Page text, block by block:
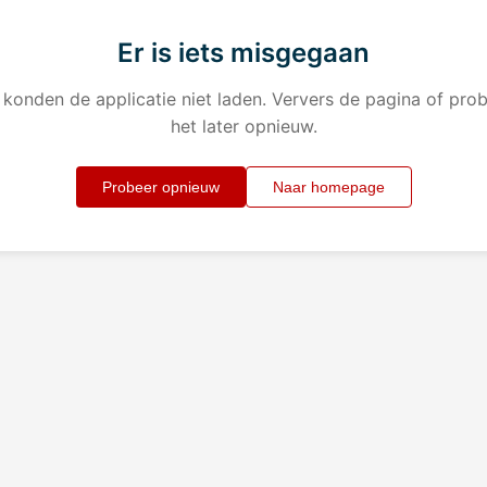
Er is iets misgegaan
konden de applicatie niet laden. Ververs de pagina of
het later opnieuw.
Probeer opnieuw Naar homepage